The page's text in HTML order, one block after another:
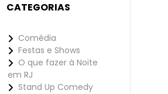
CATEGORIAS
Comédia
Festas e Shows
O que fazer à Noite
em RJ
Stand Up Comedy